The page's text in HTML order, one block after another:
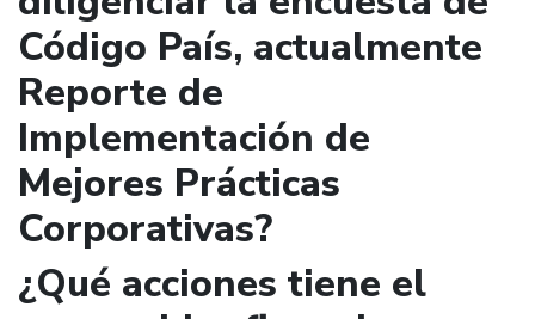
Código País, actualmente
Reporte de
Implementación de
Mejores Prácticas
Corporativas?
¿Qué acciones tiene el